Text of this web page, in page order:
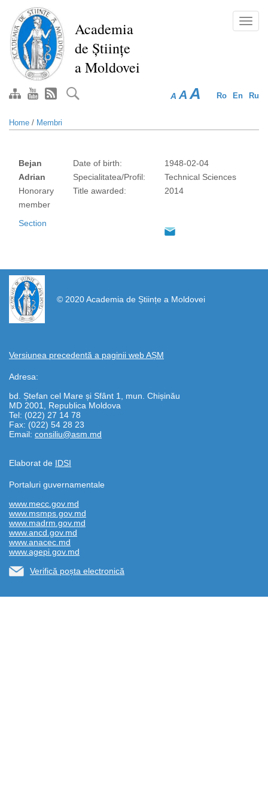
main
content
Academia
de Științe
a Moldovei
Ro En Ru
A A A
Home / Membri
Bejan
Adrian
Honorary
member
Date of birth:
Specialitatea/Profil:
Title awarded:
1948-02-04
Technical Sciences
2014
Section
© 2020 Academia de Științe a Moldovei
Versiunea precedentă a paginii web AȘM
Adresa:
bd. Ștefan cel Mare și Sfânt 1, mun. Chișinău
MD 2001, Republica Moldova
Tel: (022) 27 14 78
Fax: (022) 54 28 23
Email: consiliu@asm.md
Elaborat de IDSI
https://propletenie.ru/
Portaluri guvernamentale
www.mecc.gov.md
www.msmps.gov.md
www.madrm.gov.md
www.ancd.gov.md
www.anacec.md
www.agepi.gov.md
Verifică poșta electronică